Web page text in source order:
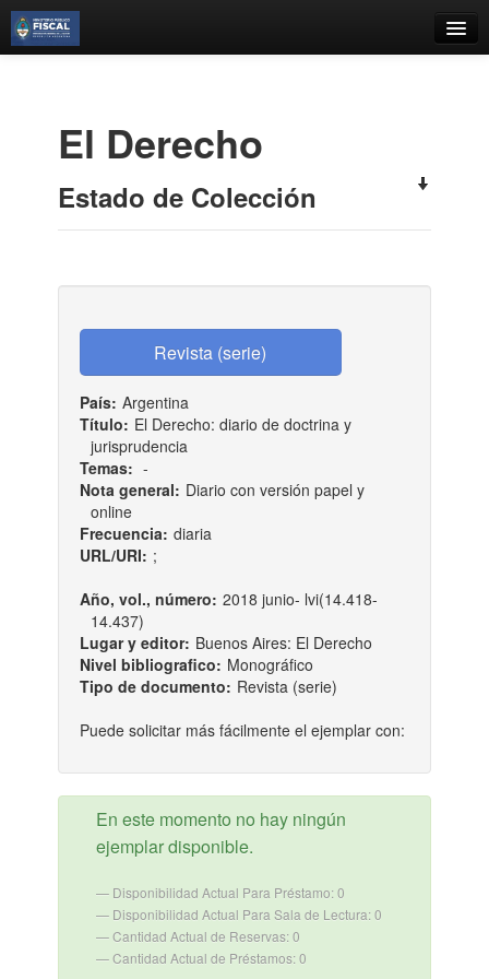
Estantes Virtuales
El Derecho
Estado de Colección
País: Argentina
Título: El Derecho: diario de doctrina y
jurisprudencia
Temas: -
Nota general: Diario con versión papel y
online
Frecuencia: diaria
URL/URI: ;
Año, vol., número: 2018 junio- lvi(14.418-
14.437)
Lugar y editor: Buenos Aires: El Derecho
Nivel bibliografico: Monográfico
Tipo de documento: Revista (serie)
Puede solicitar más fácilmente el ejemplar con:
En este momento no hay ningún
ejemplar disponible.
Disponibilidad Actual Para Préstamo: 0
Disponibilidad Actual Para Sala de Lectura: 0
Cantidad Actual de Reservas: 0
Cantidad Actual de Préstamos: 0